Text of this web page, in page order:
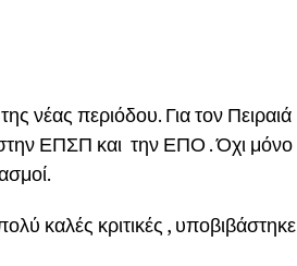
νέας περιόδου. Για τον Πειραιά
στην ΕΠΣΠ και την ΕΠΟ . Όχι μόνο
καλές κριτικές , υποβιβάστηκε